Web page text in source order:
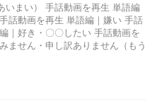
いまい） 手話動画を再生 単語編
話動画を再生 単語編｜嫌い 手話
｜好き・〇〇したい 手話動画を
ません・申し訳ありません（もう